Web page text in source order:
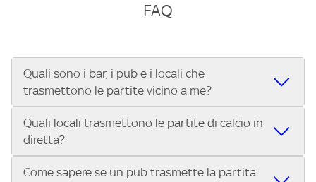
FAQ
Quali sono i bar, i pub e i locali che
trasmettono le partite vicino a me?
Se cerchi un bar, pub, ristorante o locale vicino a te per
vedere le partite di Serie A ENILIVE, la Serie C Sky Wifi, la
UEFA Champions League, la UEFA Europa League, la UEFA
Conference League, il Tennis, la Formula 1®, la MotoGP™ e
Quali locali trasmettono le partite di calcio in
diretta?
Vuoi sapere quali bar, pub o ristoranti mostrano le partite
Come sapere se un pub trasmette la partita